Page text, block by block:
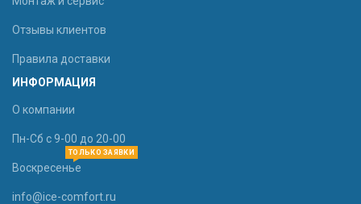
Отзывы клиентов
Правила доставки
ИНФОРМАЦИЯ
О компании
Пн-Сб с 9-00 до 20-00
Воскресенье
ТОЛЬКО ЗАЯВКИ
info@ice-comfort.ru